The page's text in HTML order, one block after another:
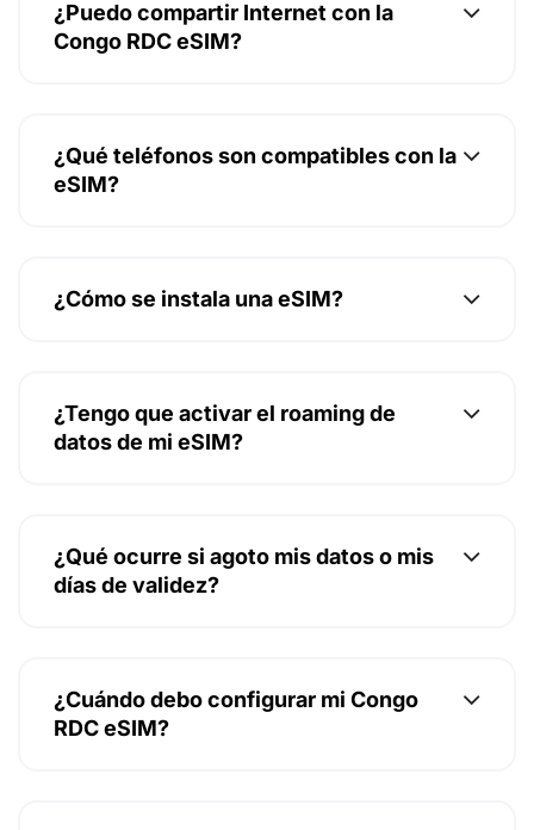
¿Puedo compartir Internet con la
Congo RDC eSIM?
¿Qué teléfonos son compatibles con la
eSIM?
¿Cómo se instala una eSIM?
¿Tengo que activar el roaming de
datos de mi eSIM?
¿Qué ocurre si agoto mis datos o mis
días de validez?
¿Cuándo debo configurar mi Congo
RDC eSIM?